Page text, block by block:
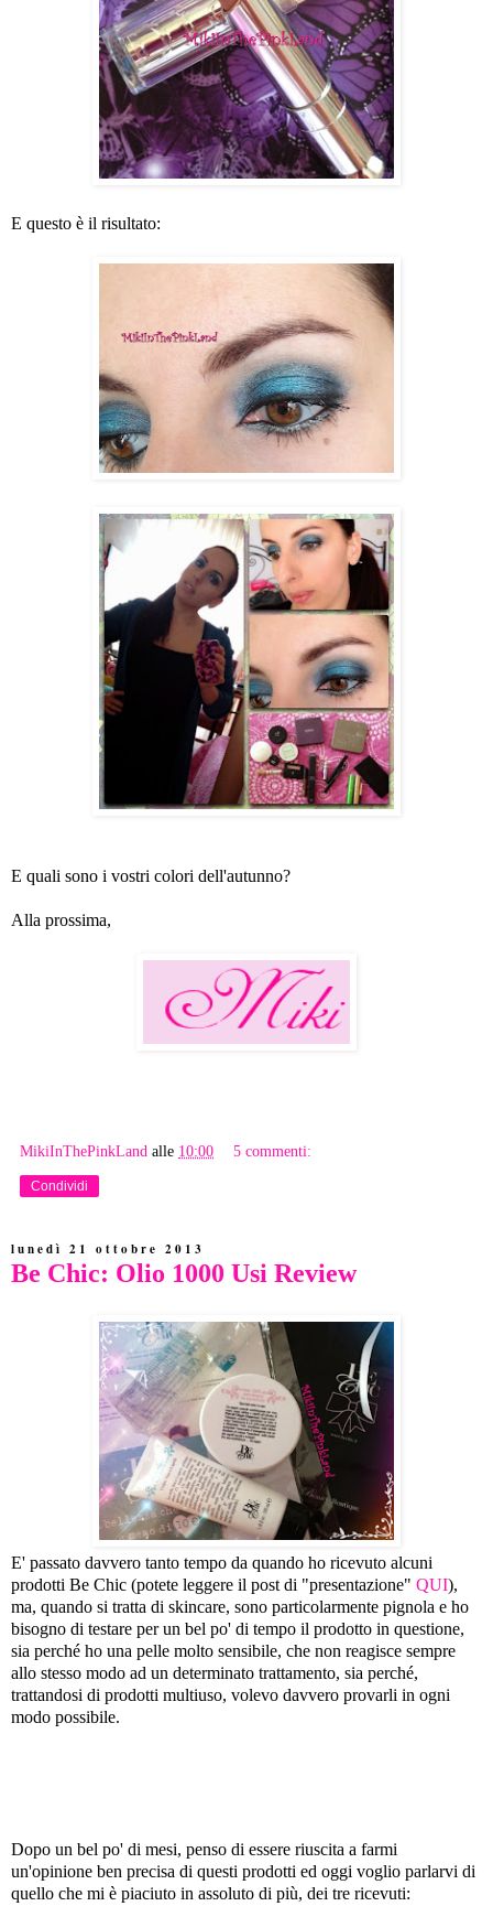
E questo è il risultato:
E quali sono i vostri colori dell'autunno?
Alla prossima,
MikiInThePinkLand alle 10:00 5 commenti:
Condividi
lunedì 21 ottobre 2013
Be Chic: Olio 1000 Usi Review
E' passato davvero tanto tempo da quando ho ricevuto alcuni
prodotti Be Chic (potete leggere il post di "presentazione" QUI),
ma, quando si tratta di skincare, sono particolarmente pignola e ho
bisogno di testare per un bel po' di tempo il prodotto in questione,
sia perché ho una pelle molto sensibile, che non reagisce sempre
allo stesso modo ad un determinato trattamento, sia perché,
trattandosi di prodotti multiuso, volevo davvero provarli in ogni
modo possibile.
Dopo un bel po' di mesi, penso di essere riuscita a farmi
un'opinione ben precisa di questi prodotti ed oggi voglio parlarvi di
quello che mi è piaciuto in assoluto di più, dei tre ricevuti: